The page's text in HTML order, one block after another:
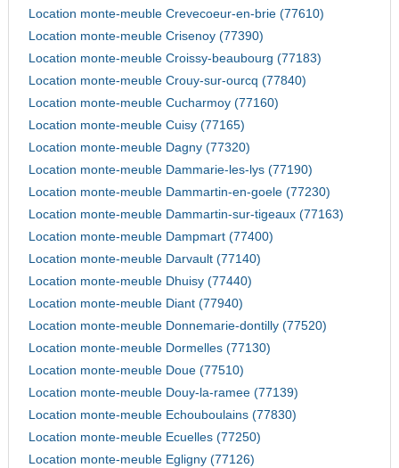
Location monte-meuble Crevecoeur-en-brie (77610)
Location monte-meuble Crisenoy (77390)
Location monte-meuble Croissy-beaubourg (77183)
Location monte-meuble Crouy-sur-ourcq (77840)
Location monte-meuble Cucharmoy (77160)
Location monte-meuble Cuisy (77165)
Location monte-meuble Dagny (77320)
Location monte-meuble Dammarie-les-lys (77190)
Location monte-meuble Dammartin-en-goele (77230)
Location monte-meuble Dammartin-sur-tigeaux (77163)
Location monte-meuble Dampmart (77400)
Location monte-meuble Darvault (77140)
Location monte-meuble Dhuisy (77440)
Location monte-meuble Diant (77940)
Location monte-meuble Donnemarie-dontilly (77520)
Location monte-meuble Dormelles (77130)
Location monte-meuble Doue (77510)
Location monte-meuble Douy-la-ramee (77139)
Location monte-meuble Echouboulains (77830)
Location monte-meuble Ecuelles (77250)
Location monte-meuble Egligny (77126)